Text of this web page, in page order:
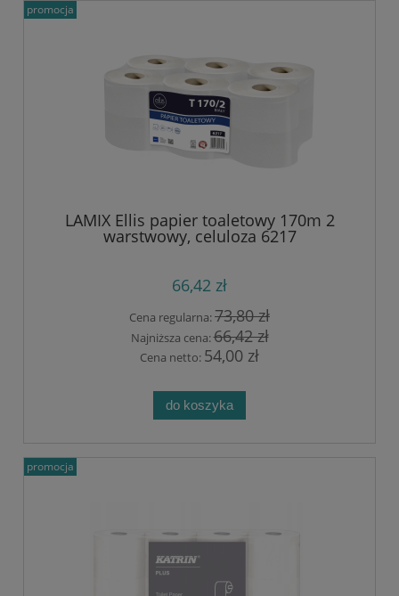
LAMIX Ellis papier toaletowy 170m 2
warstwowy, celuloza 6217
66,42 zł
Cena regularna:73,80 zł
Najniższa cena:66,42 zł
Cena netto: 54,00 zł
do koszyka
promocja
promocja